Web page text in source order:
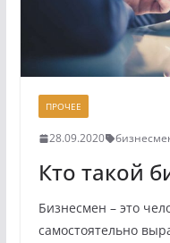
ПРОЧЕЕ
28.09.2020
Кто такой
Бизнесмен – это
самостоятельно